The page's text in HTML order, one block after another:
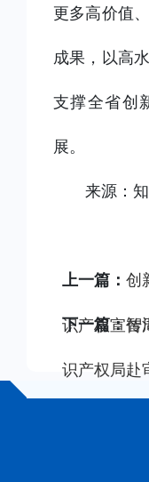
更多高价值
成果，以高
支撑全省创
展。
来源：
上一篇： 创
识产权宣传
下一篇：智
识产权局赴